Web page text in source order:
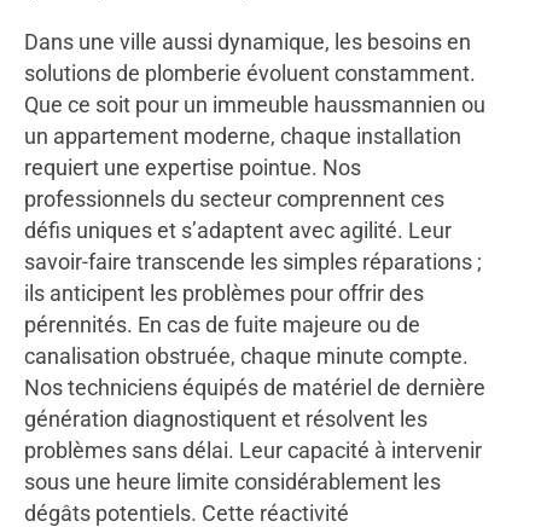
Dans une ville aussi dynamique, les besoins en
solutions de plomberie évoluent constamment.
Que ce soit pour un immeuble haussmannien ou
un appartement moderne, chaque installation
requiert une expertise pointue. Nos
professionnels du secteur comprennent ces
défis uniques et s’adaptent avec agilité. Leur
savoir-faire transcende les simples réparations ;
ils anticipent les problèmes pour offrir des
pérennités. En cas de fuite majeure ou de
canalisation obstruée, chaque minute compte.
Nos techniciens équipés de matériel de dernière
génération diagnostiquent et résolvent les
problèmes sans délai. Leur capacité à intervenir
sous une heure limite considérablement les
dégâts potentiels. Cette réactivité